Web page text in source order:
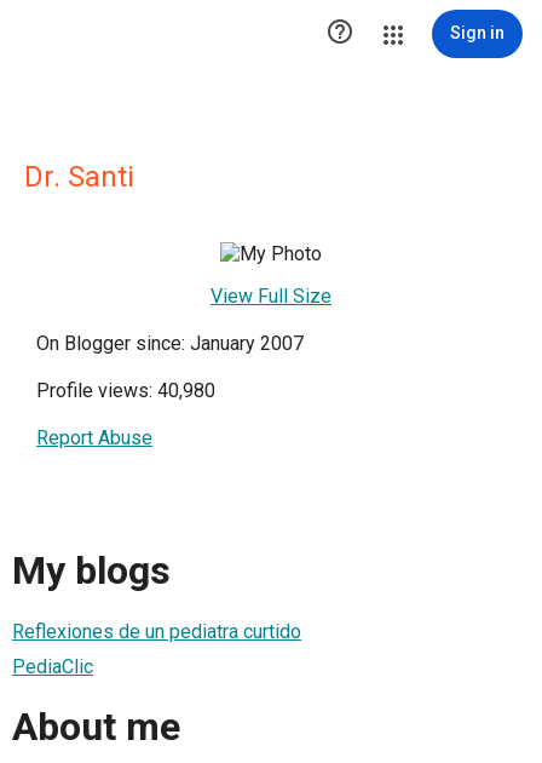
 Sign in
Dr. Santi
View Full Size
On Blogger since: January 2007
Profile views: 40,980
Report Abuse
My blogs
Reflexiones de un pediatra curtido
PediaClic
About me